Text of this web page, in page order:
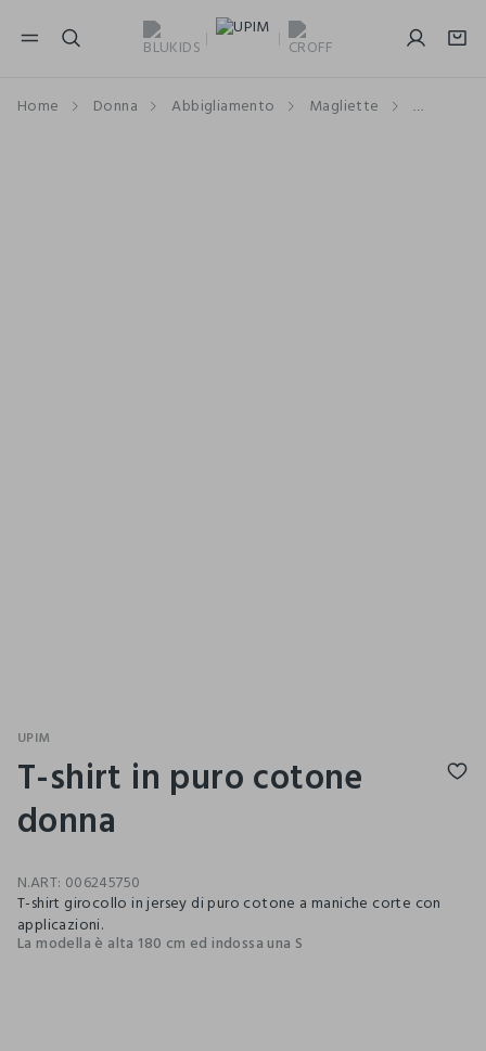
NAVIGATION.ARIA.GOTOMAINCONTENT
Home Donna Abbigliamento Magliette Maniche
UPIM
T-shirt in puro cotone
donna
N.ART: 006245750
T-shirt girocollo in jersey di puro cotone a maniche corte con
applicazioni.
La modella è alta 180 cm ed indossa una S